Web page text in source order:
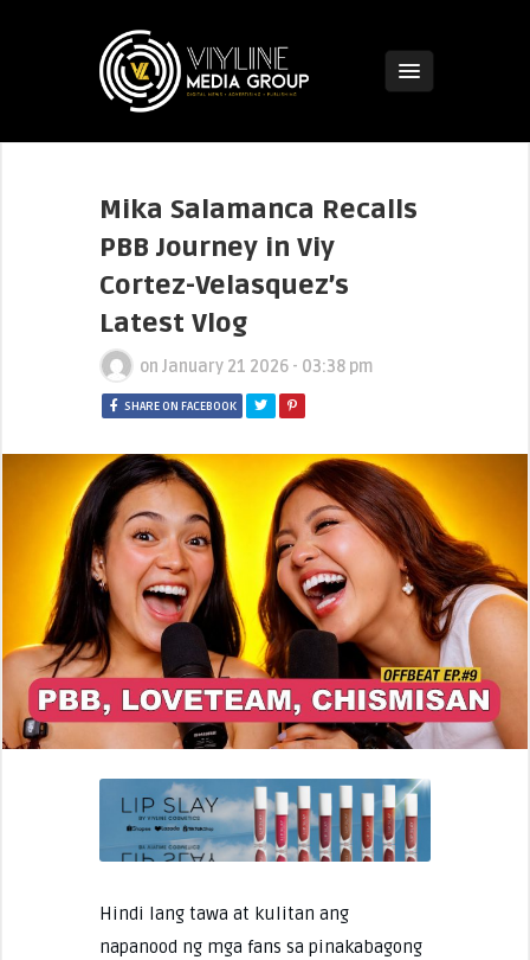
Mika Salamanca Recalls
PBB Journey in Viy
Cortez-Velasquez’s
Latest Vlog
on January 21 2026 - 03:38 pm
SHARE ON FACEBOOK
Hindi lang tawa at kulitan ang
napanood ng mga fans sa pinakabagong